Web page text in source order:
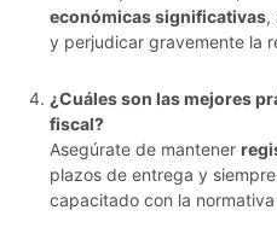
económicas significativas,
y perjudicar gravemente la
¿Cuáles son las mejores
fiscal?
Asegúrate de mantener
plazos de entrega y
capacitado con la